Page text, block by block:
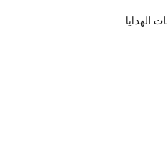
الهدايا